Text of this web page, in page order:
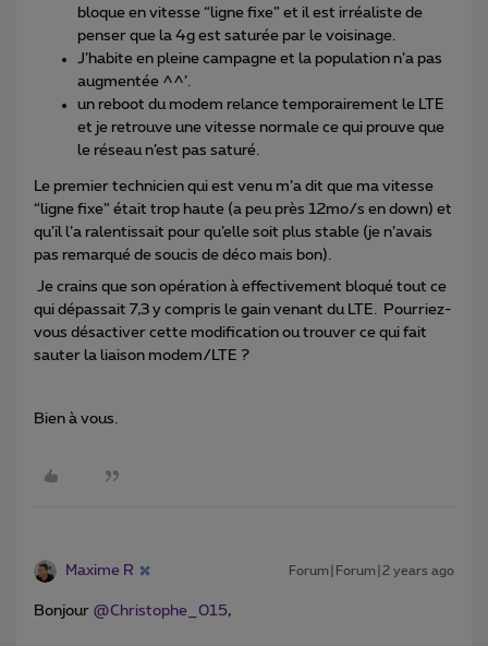
bloque en vitesse “ligne fixe” et il est irréaliste de
penser que la 4g est saturée par le voisinage.
J’habite en pleine campagne et la population n’a pas
augmentée ^^’.
un reboot du modem relance temporairement le LTE
et je retrouve une vitesse normale ce qui prouve que
le réseau n’est pas saturé.
Le premier technicien qui est venu m’a dit que ma vitesse
“ligne fixe” était trop haute (a peu près 12mo/s en down) et
qu’il l’a ralentissait pour qu’elle soit plus stable (je n’avais
pas remarqué de soucis de déco mais bon).
Je crains que son opération à effectivement bloqué tout ce
qui dépassait 7,3 y compris le gain venant du LTE. Pourriez-
vous désactiver cette modification ou trouver ce qui fait
sauter la liaison modem/LTE ?
Bien à vous.
Maxime R Forum|Forum|2 years ago
Bonjour @Christophe_015,